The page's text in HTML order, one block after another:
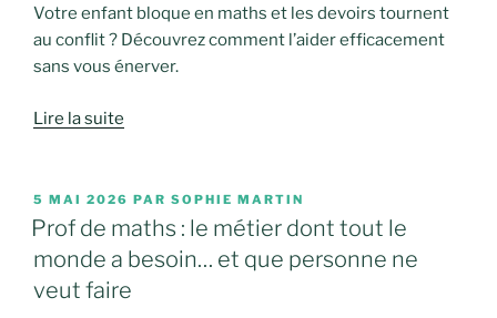
Votre enfant bloque en maths et les devoirs tournent
au conflit ? Découvrez comment l’aider efficacement
sans vous énerver.
Lire la suite
PUBLIÉ
LE
5 MAI 2026 PAR SOPHIE MARTIN
Prof de maths : le métier dont tout le
monde a besoin… et que personne ne
veut faire